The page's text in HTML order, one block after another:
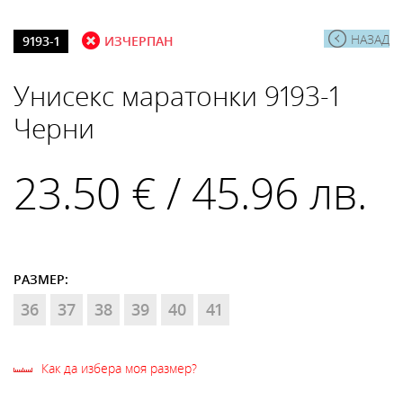
НАЗАД
9193-1 ИЗЧЕРПАН
Унисекс маратонки 9193-1
Черни
23.50 € / 45.96 лв.
РАЗМЕР:
36 37 38 39 40 41
Как да избера моя размер?